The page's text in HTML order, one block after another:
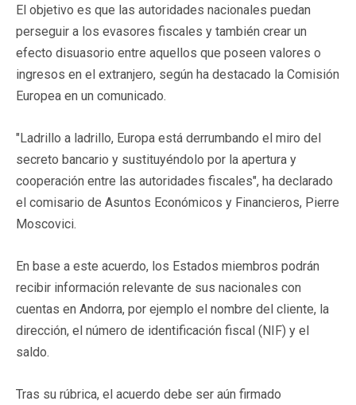
El objetivo es que las autoridades nacionales puedan
perseguir a los evasores fiscales y también crear un
efecto disuasorio entre aquellos que poseen valores o
ingresos en el extranjero, según ha destacado la Comisión
Europea en un comunicado.
"Ladrillo a ladrillo, Europa está derrumbando el miro del
secreto bancario y sustituyéndolo por la apertura y
cooperación entre las autoridades fiscales", ha declarado
el comisario de Asuntos Económicos y Financieros, Pierre
Moscovici.
En base a este acuerdo, los Estados miembros podrán
recibir información relevante de sus nacionales con
cuentas en Andorra, por ejemplo el nombre del cliente, la
dirección, el número de identificación fiscal (NIF) y el
saldo.
Tras su rúbrica, el acuerdo debe ser aún firmado